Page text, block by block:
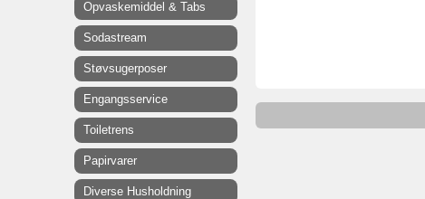
Opvaskemiddel & Tabs
Sodastream
Støvsugerposer
Engangsservice
Toiletrens
Papirvarer
Diverse Husholdning